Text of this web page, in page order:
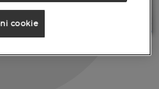
cookie